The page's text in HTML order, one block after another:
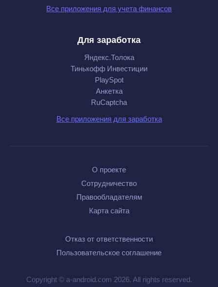
Все приложения для учета финансов
Для заработка
Яндекс.Толока
Тинькофф Инвестиции
PlaySpot
Анкетка
RuCaptcha
Все приложения для заработка
О проекте
Сотрудничество
Правообладателям
Карта сайта
Отказ от ответственности
Пользовательское соглашение
Copyright © a-android.com 2026. All rights reserved.